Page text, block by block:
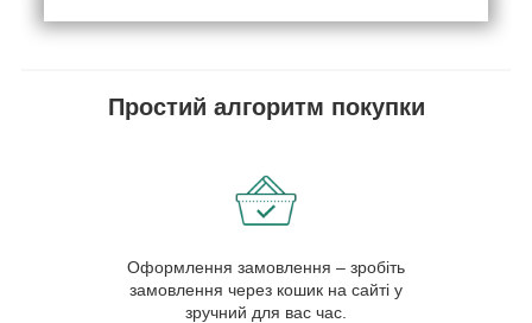
Простий алгоритм покупки
Оформлення замовлення – зробіть
замовлення через кошик на сайті у
зручний для вас час.